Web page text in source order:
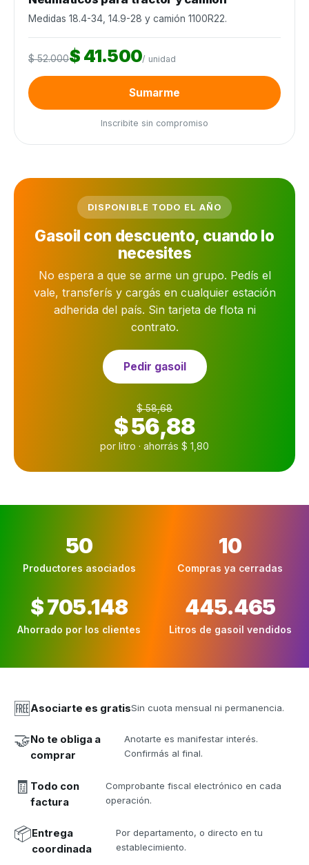
Medidas 18.4-34, 14.9-28 y camión 1100R22.
$ 52.000$ 41.500/ unidad
Sumarme
Inscribite sin compromiso
DISPONIBLE TODO EL AÑO
Gasoil con descuento, cuando lo
necesites
No espera a que se arme un grupo. Pedís el
vale, transferís y cargás en cualquier estación
adherida del país. Sin tarjeta de flota ni
contrato.
Pedir gasoil
$ 58,68
$ 56,88
por litro · ahorrás $ 1,80
50
Productores asociados
10
Compras ya cerradas
$ 705.148
Ahorrado por los clientes
445.465
Litros de gasoil vendidos
🆓Asociarte es gratisSin cuota mensual ni permanencia.
🤝No te obliga a
comprar
Anotarte es manifestar interés.
Confirmás al final.
🧾 Todo con
factura
Comprobante fiscal electrónico en cada
operación.
📦Entrega
coordinada
Por departamento, o directo en tu
establecimiento.